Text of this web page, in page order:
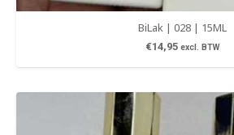
BiLak | 028 | 15ML
€14,95 excl. BTW